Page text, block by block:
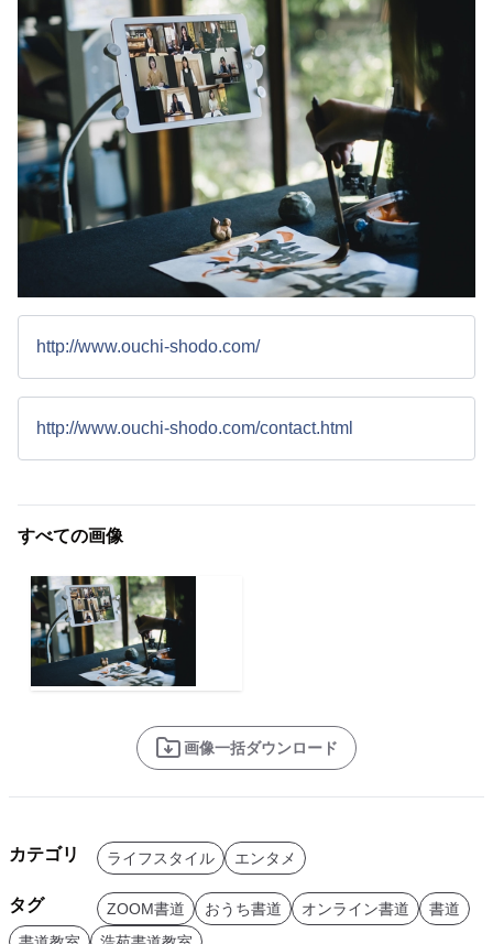
http://www.ouchi-shodo.com/
http://www.ouchi-shodo.com/contact.html
すべての画像
画像一括ダウンロード
カテゴリ ライフスタイル エンタメ
タグ ZOOM書道 おうち書道 オンライン書道
書道